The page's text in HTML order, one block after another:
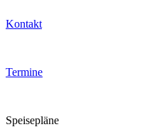
Kontakt
Termine
Speisepläne